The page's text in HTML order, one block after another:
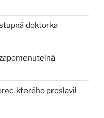
doktorka
kterého proslavil